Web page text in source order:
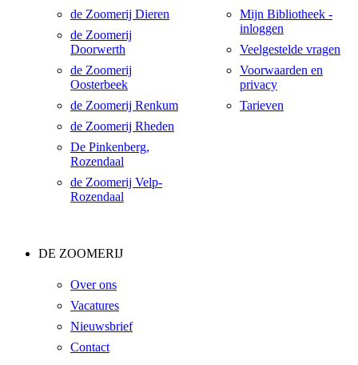
de Zoomerij Dieren
de Zoomerij
Doorwerth
de Zoomerij
Oosterbeek
de Zoomerij Renkum
de Zoomerij Rheden
De Pinkenberg,
Rozendaal
de Zoomerij Velp-
Rozendaal
Mijn Bibliotheek -
inloggen
Veelgestelde vragen
Voorwaarden en
privacy
Tarieven
DE ZOOMERIJ
Over ons
Vacatures
Nieuwsbrief
Contact